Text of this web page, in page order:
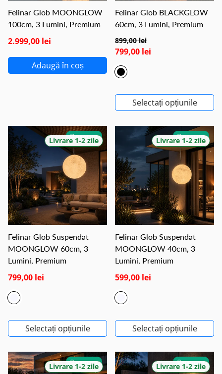
Felinar Glob MOONGLOW
100cm, 3 Lumini, Premium
2.999,00 lei
Adaugă în coș
Felinar Glob BLACKGLOW
60cm, 3 Lumini, Premium
899,00 lei
799,00 lei
Selectați opțiunile
Livrare 1-2 zile
GRATUIT
Felinar Glob Suspendat
MOONGLOW 60cm, 3
Lumini, Premium
799,00 lei
Selectați opțiunile
Livrare 1-2 zile
GRATUIT
Felinar Glob Suspendat
MOONGLOW 40cm, 3
Lumini, Premium
599,00 lei
Selectați opțiunile
Livrare 1-2 zile
GRATUIT Livrare 1-2 zile
GRATUIT